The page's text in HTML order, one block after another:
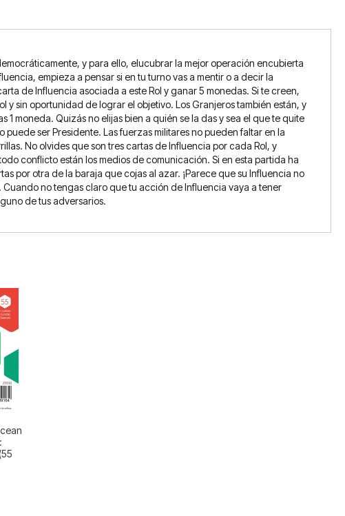
y para ello, elucubrar la mejor operación encubierta
empieza a pensar si en tu turno vas a mentir o a decir la
de Influencia asociada a este Rol y ganar 5 monedas. Si te creen,
y sin oportunidad de lograr el objetivo. Los Granjeros también están, y
moneda. Quizás no elijas bien a quién se la das y sea el que te quite
ser Presidente. Las fuerzas militares no pueden faltar en la
No olvides que son tres cartas de Influencia por cada Rol, y
conflicto están los medios de comunicación. Si en esta partida ha
por otra de la baraja que cojas al azar. ¡Parece que su Influencia no
no tengas claro que tu acción de Influencia vaya a tener
de tus adversarios.